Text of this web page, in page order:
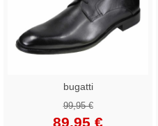
bugatti
99,95 €
89,95 €